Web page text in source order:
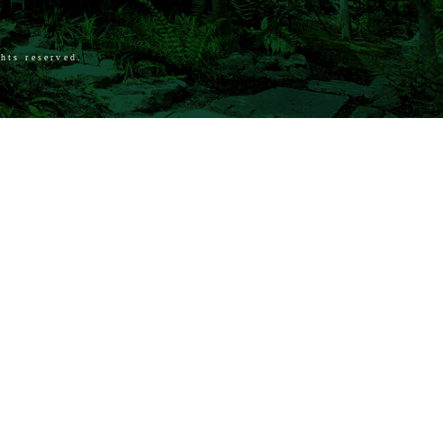
reserved.